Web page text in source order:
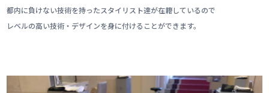
都内に負けない技術を持ったスタイリスト達が在籍しているので
レベルの高い技術・デザインを身に付けることができます。